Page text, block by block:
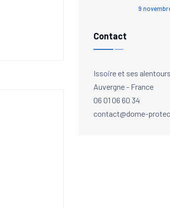
9
Contact
Issoire et ses alentours
Auvergne - France
06 01 06 60 34
contact@dome-